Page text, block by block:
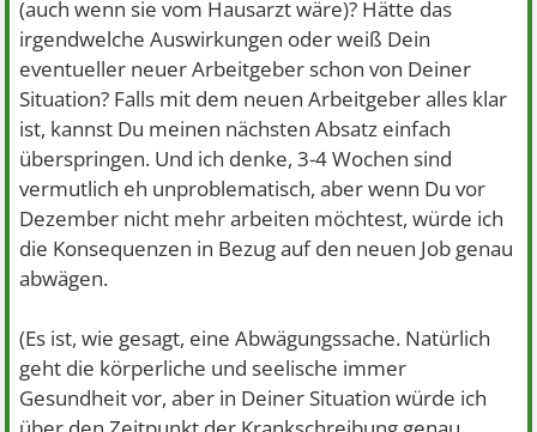
(auch wenn sie vom Hausarzt wäre)? Hätte das
irgendwelche Auswirkungen oder weiß Dein
eventueller neuer Arbeitgeber schon von Deiner
Situation? Falls mit dem neuen Arbeitgeber alles klar
ist, kannst Du meinen nächsten Absatz einfach
überspringen. Und ich denke, 3-4 Wochen sind
vermutlich eh unproblematisch, aber wenn Du vor
Dezember nicht mehr arbeiten möchtest, würde ich
die Konsequenzen in Bezug auf den neuen Job genau
abwägen.
(Es ist, wie gesagt, eine Abwägungssache. Natürlich
geht die körperliche und seelische immer
Gesundheit vor, aber in Deiner Situation würde ich